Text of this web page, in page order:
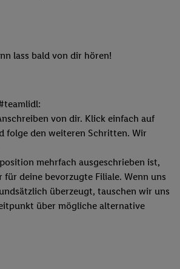
lass bald von dir hören!
von dir. Klick einfach auf
folge den weiteren Schritten. Wir
mehrfach ausgeschrieben ist,
deine bevorzugte Filiale. Wenn uns
überzeugt, tauschen wir uns
über mögliche alternative